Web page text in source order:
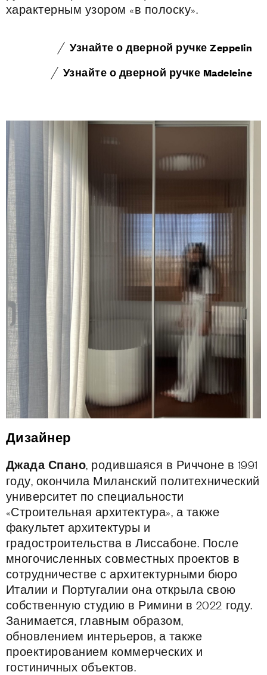
характерным узором «в полоску».
Узнайте о дверной ручке Zeppelin
Узнайте о дверной ручке Madeleine
Дизайнер
Джада Спано, родившаяся в Риччоне в 1991
году, окончила Миланский политехнический
университет по специальности
«Строительная архитектура», а также
факультет архитектуры и
градостроительства в Лиссабоне. После
многочисленных совместных проектов в
сотрудничестве с архитектурными бюро
Италии и Португалии она открыла свою
собственную студию в Римини в 2022 году.
Занимается, главным образом,
обновлением интерьеров, а также
проектированием коммерческих и
гостиничных объектов.